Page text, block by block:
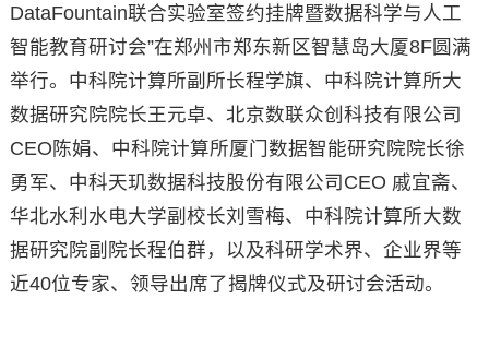
DataFountain联合实验室签约挂牌暨数据科学与人工
智能教育研讨会”在郑州市郑东新区智慧岛大厦8F圆满
举行。中科院计算所副所长程学旗、中科院计算所大
数据研究院院长王元卓、北京数联众创科技有限公司
CEO陈娟、中科院计算所厦门数据智能研究院院长徐
勇军、中科天玑数据科技股份有限公司CEO 戚宜斋、
华北水利水电大学副校长刘雪梅、中科院计算所大数
据研究院副院长程伯群，以及科研学术界、企业界等
近40位专家、领导出席了揭牌仪式及研讨会活动。